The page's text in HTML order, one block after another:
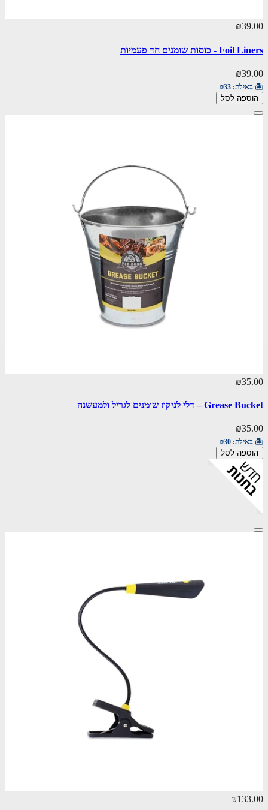
₪39.00
Foil Liners - כוסות שומנים חד פעמיות
₪39.00
🏝️ באילת: ₪33
הוספה לסל
₪35.00
Grease Bucket – דלי לניקוז שומנים לגריל ולמעשנה
₪35.00
🏝️ באילת: ₪30
הוספה לסל
₪133.00